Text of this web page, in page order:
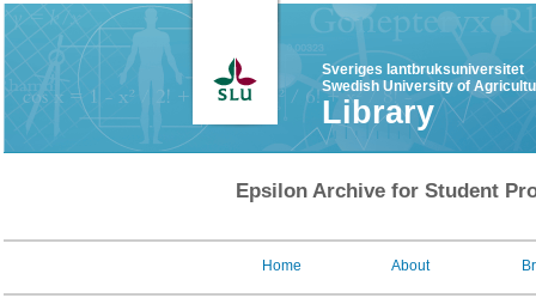
Sveriges lantbruksuniversitet
Swedish University of
Library
Epsilon Archive for Student
Home About